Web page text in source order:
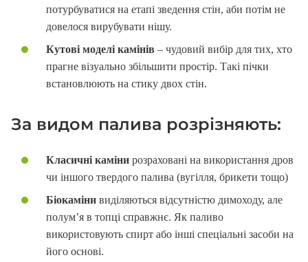
потурбуватися на етапі зведення стін, аби потім не
довелося вирубувати нішу.
Кутові моделі камінів – чудовий вибір для тих, хто
прагне візуально збільшити простір. Такі пічки
встановлюють на стику двох стін.
За видом палива розрізняють:
Класичні каміни розраховані на використання дров
чи іншого твердого палива (вугілля, брикети тощо)
Біокаміни виділяються відсутністю димоходу, але
полум’я в топці справжнє. Як паливо
використовують спирт або інші спеціальні засоби на
його основі.